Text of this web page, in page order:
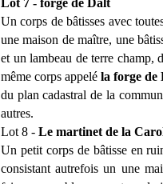
Lot 7 - forge de Dalt
Un corps de bâtisses avec
une maison de maître, une
et un lambeau de terre champ,
même corps appeléla forge de
du plan cadastral de la
autres.
Lot 8 - Le martinet de la
Un petit corps de bâtisse en
consistant autrefois un une